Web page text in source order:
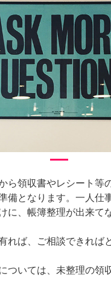
ら領収書やレシート等
備となります。一人仕
に、帳簿整理が出来て
れば、ご相談できれば
ついては、未整理の領